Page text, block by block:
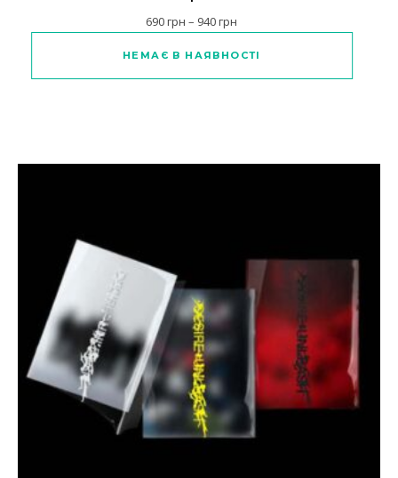
690грн – 940грн
НЕМАЄ В НАЯВНОСТІ